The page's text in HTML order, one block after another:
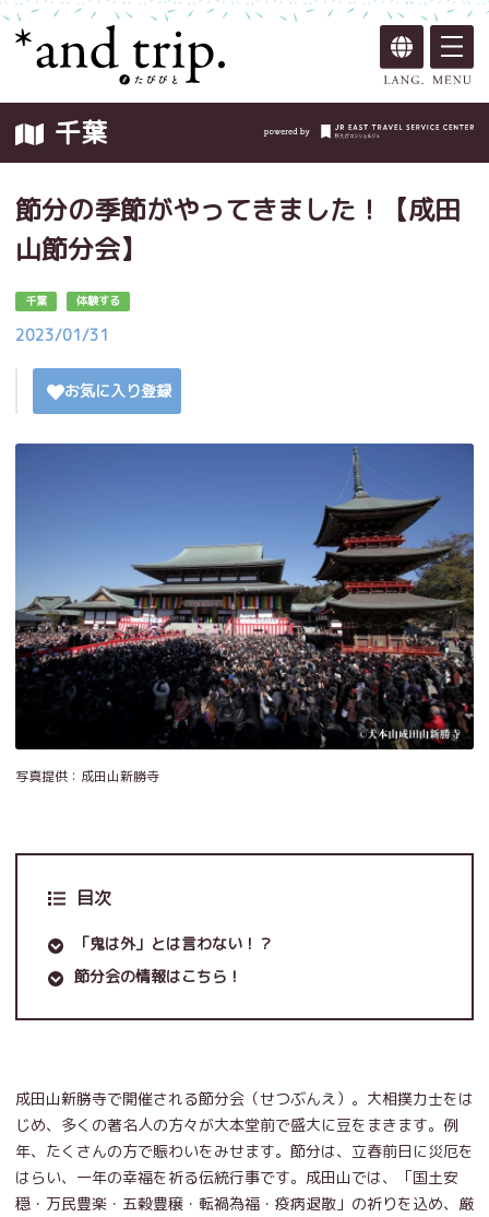
千葉
節分の季節がやってきました！【成田
山節分会】
千葉 体験する
2023/01/31
お気に入り登録
写真提供：成田山新勝寺
目次
「鬼は外」とは言わない！？
節分会の情報はこちら！
成田山新勝寺で開催される節分会（せつぶんえ）。大相撲力士をは
じめ、多くの著名人の方々が大本堂前で盛大に豆をまきます。例
年、たくさんの方で賑わいをみせます。節分は、立春前日に災厄を
はらい、一年の幸福を祈る伝統行事です。成田山では、「国土安
穏・万民豊楽・五穀豊穣・転禍為福・疫病退散」の祈りを込め、厳